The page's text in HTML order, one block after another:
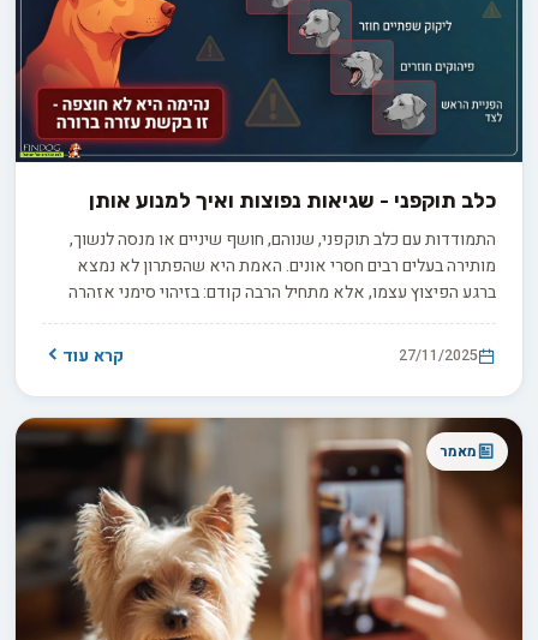
כלב תוקפני - שגיאות נפוצות ואיך למנוע אותן
התמודדות עם כלב תוקפני, שנוהם, חושף שיניים או מנסה לנשוך,
מותירה בעלים רבים חסרי אונים. האמת היא שהפתרון לא נמצא
ברגע הפיצוץ עצמו, אלא מתחיל הרבה קודם: בזיהוי סימני אזהרה
מוקדמים, בשינוי תגובות אינסטינקטיביות שמחמירות את המצב בלי
כוונה, ובבניית תוכנית פעולה ממוקדת - בעצמכם או בליווי מקצועי.
27/11/2025 קרא עוד
מאמר